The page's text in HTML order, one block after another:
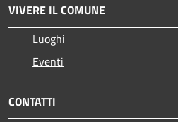
VIVERE IL COMUNE
Luoghi
Eventi
CONTATTI